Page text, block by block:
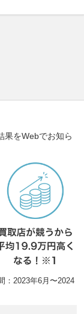
果をWebでお知ら
：2023年6月〜2024